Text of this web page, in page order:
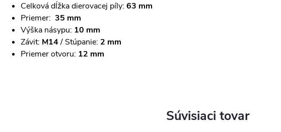
Celková dĺžka dierovacej píly: 63 mm
Priemer: 35 mm
Výška násypu: 10 mm
Závit: M14/ Stúpanie: 2 mm
Priemer otvoru: 12 mm
Súvisiaci tovar